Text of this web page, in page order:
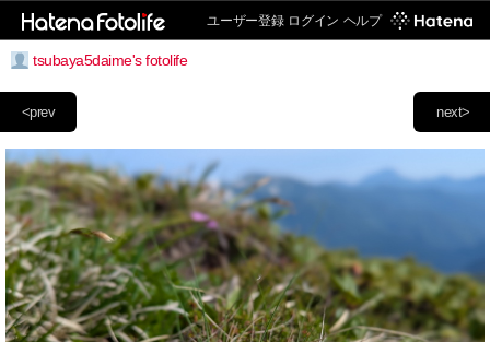
ユーザー登録 ログイン ヘルプ
tsubaya5daime's fotolife
next>
<prev